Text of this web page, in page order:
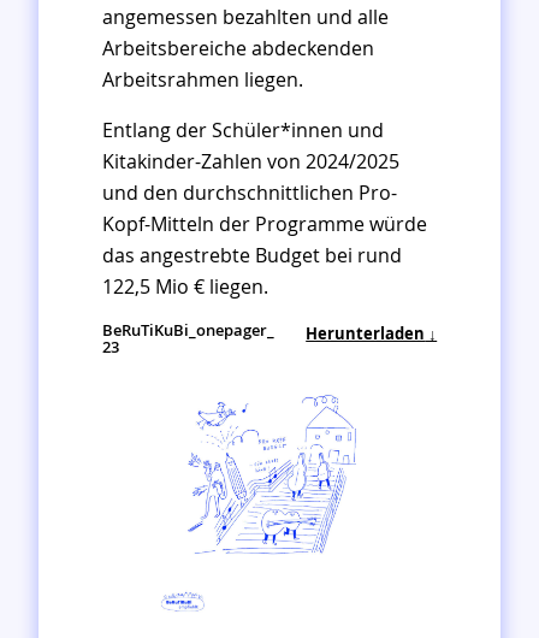
angemessen bezahlten und alle
Arbeitsbereiche abdeckenden
Arbeitsrahmen liegen.
Entlang der Schüler*innen und
Kitakinder-Zahlen von 2024/2025
und den durchschnittlichen Pro-
Kopf-Mitteln der Programme würde
das angestrebte Budget bei rund
122,5 Mio € liegen.
BeRuTiKuBi_onepager_
23
Herunterladen